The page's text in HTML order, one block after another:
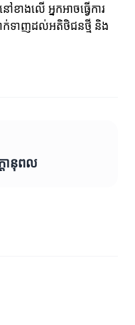
ាងលើ អ្នកអាចធ្វើការ
ាក់ទាញដល់អតិថិជនថ្មី និង
តានុពល